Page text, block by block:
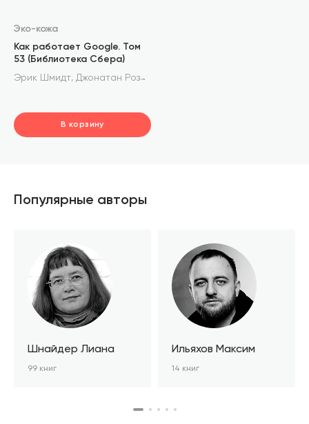
Эко-кожа
Как работает Google. Том
53 (Библиотека Сбера)
Эрик Шмидт, Джонатан Розенберг
В корзину
Популярные авторы
Шнайдер Лиана
99 книг
Ильяхов Максим
14 книг